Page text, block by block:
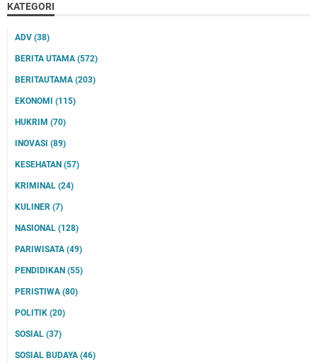
KATEGORI
ADV (38)
BERITA UTAMA (572)
BERITAUTAMA (203)
EKONOMI (115)
HUKRIM (70)
INOVASI (89)
KESEHATAN (57)
KRIMINAL (24)
KULINER (7)
NASIONAL (128)
PARIWISATA (49)
PENDIDIKAN (55)
PERISTIWA (80)
POLITIK (20)
SOSIAL (37)
SOSIAL BUDAYA (46)